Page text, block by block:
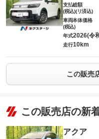
支払総額
(税込)(リ済込)
車両本体価格
(税込)
年式2026(令
走行10km
この販売
この販売店の新
アクア